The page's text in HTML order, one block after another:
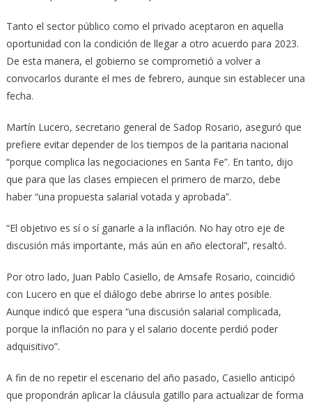
Tanto el sector público como el privado aceptaron en aquella
oportunidad con la condición de llegar a otro acuerdo para 2023.
De esta manera, el gobierno se comprometió a volver a
convocarlos durante el mes de febrero, aunque sin establecer una
fecha.
Martín Lucero, secretario general de Sadop Rosario, aseguró que
prefiere evitar depender de los tiempos de la paritaria nacional
“porque complica las negociaciones en Santa Fe”. En tanto, dijo
que para que las clases empiecen el primero de marzo, debe
haber “una propuesta salarial votada y aprobada”.
“El objetivo es sí o sí ganarle a la inflación. No hay otro eje de
discusión más importante, más aún en año electoral”, resaltó.
Por otro lado, Juan Pablo Casiello, de Amsafe Rosario, coincidió
con Lucero en que el diálogo debe abrirse lo antes posible.
Aunque indicó que espera “una discusión salarial complicada,
porque la inflación no para y el salario docente perdió poder
adquisitivo”.
A fin de no repetir el escenario del año pasado, Casiello anticipó
que propondrán aplicar la cláusula gatillo para actualizar de forma